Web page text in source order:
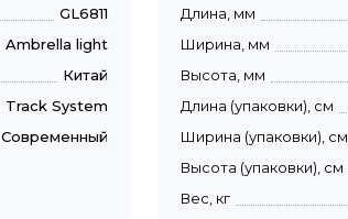
GL6811
Ambrella light
Китай
Track System
Современный
Длина, мм
Ширина, мм
Высота, мм
Длина (упаковки), см
Ширина (упаковки), см
Высота (упаковки), см
Вес, кг